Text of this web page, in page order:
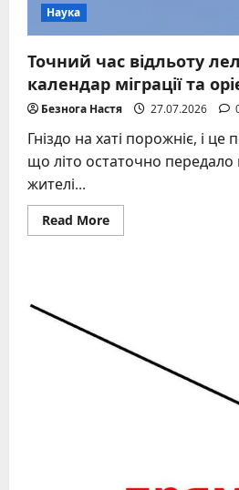
Наука
Точний час відльоту
календар міграції та
Безнога Настя 27.07.2026
Гніздо на хаті порожніє, і
що літо остаточно передало
жителі...
Read MoreRead
more
календар
міграції